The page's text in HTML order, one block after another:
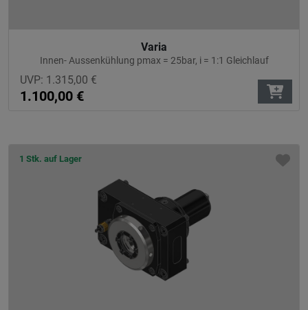
Varia
Innen- Aussenkühlung pmax = 25bar, i = 1:1 Gleichlauf
UVP: 1.315,00 €
1.100,00 €
1 Stk. auf Lager